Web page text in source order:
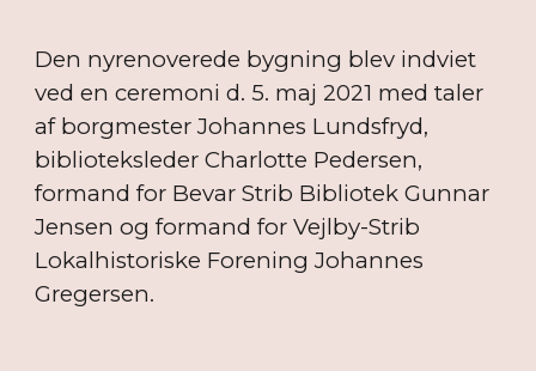
Den nyrenoverede bygning blev indviet
ved en ceremoni d. 5. maj 2021 med taler
af borgmester Johannes Lundsfryd,
biblioteksleder Charlotte Pedersen,
formand for Bevar Strib Bibliotek Gunnar
Jensen og formand for Vejlby-Strib
Lokalhistoriske Forening Johannes
Gregersen.